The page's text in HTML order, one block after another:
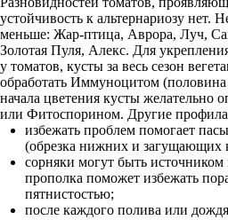
устойчивость к альтернариозу нет.
меньше: Жар-птица, Аврора, Луч,
Золотая Пуля, Алекс. Для
у томатов, кусты за весь сезон
обработать Иммуноцитом
начала цветения кусты желательно
или Фитоспорином. Другие
избежать проблем помогает
(обрезка нижних и загущающих
сорняки могут быть
прополка поможет избежать
пятнистостью;
после каждого полива или